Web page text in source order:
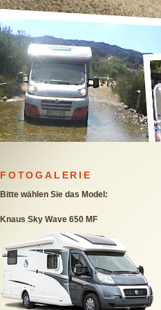
FOTOGALERIE
Bitte wählen Sie das Model:
Knaus Sky Wave 650 MF